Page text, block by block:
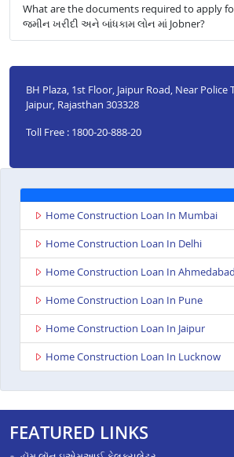
What are the documents required to apply
જમીન ખરીદી અને બાંધકામ લોન માં Jobner?
BH Plaza, 1st Floor, Jaipur Road, Near Police
Jaipur, Rajasthan 303328
Toll Free : 1800-20-888-20
Home Construction Loan In Mumbai
Home Construction Loan In Delhi
Home Construction Loan In Ahmedabad
Home Construction Loan In Pune
Home Construction Loan In Jaipur
Home Construction Loan In Lucknow
FEATURED LINKS